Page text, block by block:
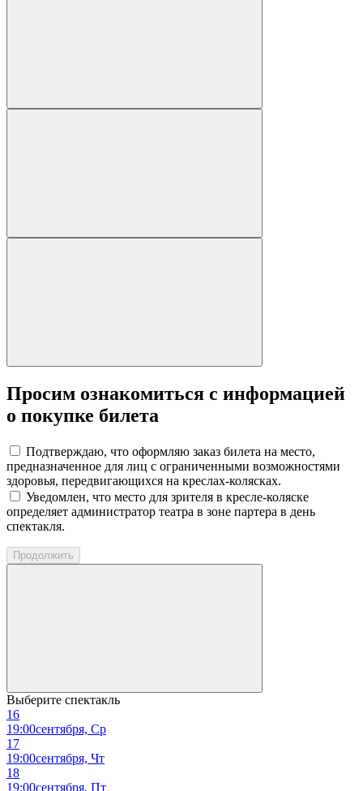
Просим ознакомиться с информацией
о покупке билета
Подтверждаю, что оформляю заказ билета на место,
предназначенное для лиц с ограниченными возможностями
здоровья, передвигающихся на креслах-колясках.
Уведомлен, что место для зрителя в кресле-коляске
определяет администратор театра в зоне партера в день
спектакля.
Продолжить
Выберите спектакль
16
19:00сентября, Ср
17
19:00сентября, Чт
18
19:00сентября, Пт